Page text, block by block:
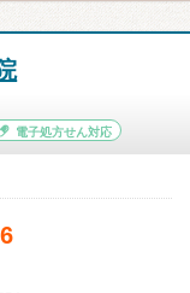
電子処方せん対応